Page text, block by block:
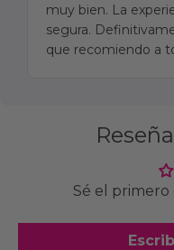
muy bien. La
segura.
que recomiendo a
Sé el primero